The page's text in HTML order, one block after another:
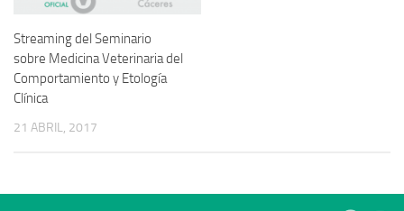
Streaming del Seminario
sobre Medicina Veterinaria del
Comportamiento y Etología
Clínica
21 ABRIL, 2017